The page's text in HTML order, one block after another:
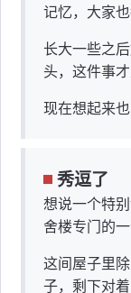
记忆，大家
长大一些之
头，这件事
现在想起来
秀逗了
想说一个特
舍楼专门的
这间屋子里
子，剩下对